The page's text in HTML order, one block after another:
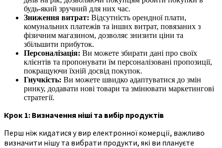
будь-який зручний для них час.
Зниження витрат: Відсутність орендної плати,
комунальних платежів та інших витрат, повязаних з
фізичним магазином, дозволяє знизити ціни та
збільшити прибуток.
Персоналізація: Ви можете збирати дані про своїх
клієнтів та пропонувати їм персоналізовані пропозиції,
покращуючи їхній досвід покупок.
Гнучкість: Ви можете швидко адаптуватися до змін
ринку, додавати нові товари та змінювати маркетингові
стратегії.
Крок 1: Визначення ніші та вибір продуктів
Перш ніж кидатися у вир електронної комерції, важливо
визначити нішу та вибрати продукти, які ви плануєте